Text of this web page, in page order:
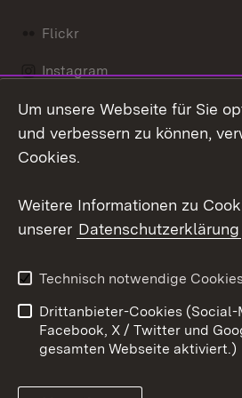
Flickr
Instagram
Social Wall
Barrierefreiheit
Impressum
Um unsere Webseite für Sie
und verbessern zu können,
Cookies.
Weitere Informationen zu
unserer Datenschutzerklärung
Technisch notwendige
Drittanbieter-Cookies (Social-
Facebook, X / Twitter und
gesamten Webseite aktiviert.)